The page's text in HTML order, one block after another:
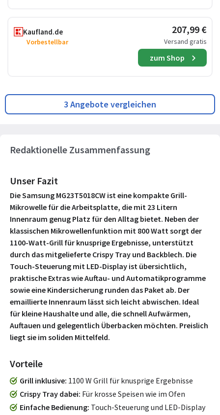
Kaufland.de
Vorbestellbar
207,99 €
Versand gratis
zum Shop
3 Angebote vergleichen
Redaktionelle Zusammenfassung
Unser Fazit
Die Samsung MG23T5018CW ist eine kompakte Grill-
Mikrowelle für die Arbeitsplatte, die mit 23 Litern
Innenraum genug Platz für den Alltag bietet. Neben der
klassischen Mikrowellenfunktion mit 800 Watt sorgt der
1100-Watt-Grill für knusprige Ergebnisse, unterstützt
durch das mitgelieferte Crispy Tray und Backblech. Die
Touch-Steuerung mit LED-Display ist übersichtlich,
praktische Extras wie Auftau- und Automatikprogramme
sowie eine Kindersicherung runden das Paket ab. Der
emaillierte Innenraum lässt sich leicht abwischen. Ideal
für kleine Haushalte und alle, die schnell Aufwärmen,
Auftauen und gelegentlich Überbacken möchten. Preislich
liegt sie im soliden Mittelfeld.
Vorteile
Grill inklusive 1100 W Grill für knusprige Ergebnisse
Crispy Tray dabei Für krosse Speisen wie im Ofen
Einfache Bedienung Touch-Steuerung und LED-Display